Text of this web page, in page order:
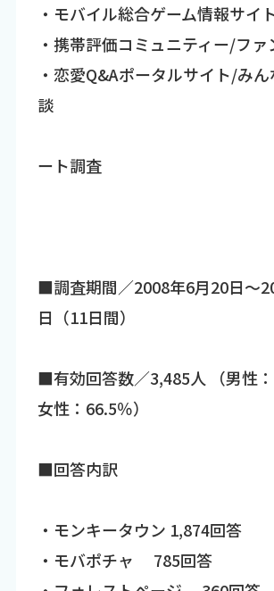
・モバイル総合ゲーム情報サイ
・携帯評価コミュニティー/ファ
・恋愛Q&Aポータルサイト/み
談
でのア
ート調査
■調査期間／2008年6月20日～
日（11日間）
■有効回答数／3,485人 （男
女性：66.5％）
■回答内訳
・モンキータウン 1,874回答
・モバポチャ 785回答